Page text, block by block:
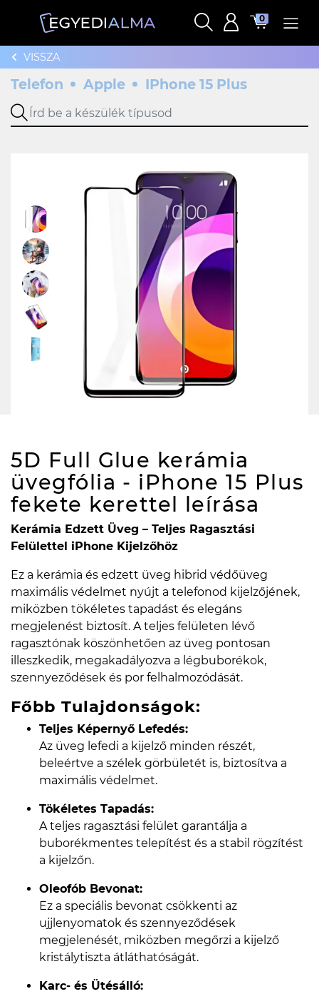
0
VISSZA
Telefon Apple IPhone 15 Plus
5D Full Glue kerámia
üvegfólia - iPhone 15 Plus
fekete kerettel leírása
Kerámia Edzett Üveg – Teljes Ragasztási
Felülettel iPhone Kijelzőhöz
Ez a kerámia és edzett üveg hibrid védőüveg
maximális védelmet nyújt a telefonod kijelzőjének,
miközben tökéletes tapadást és elegáns
megjelenést biztosít. A teljes felületen lévő
ragasztónak köszönhetően az üveg pontosan
illeszkedik, megakadályozva a légbuborékok,
szennyeződések és por felhalmozódását.
Főbb Tulajdonságok:
Teljes Képernyő Lefedés:
Az üveg lefedi a kijelző minden részét,
beleértve a szélek görbületét is, biztosítva a
maximális védelmet.
Tökéletes Tapadás:
A teljes ragasztási felület garantálja a
buborékmentes telepítést és a stabil rögzítést
a kijelzőn.
Oleofób Bevonat:
Ez a speciális bevonat csökkenti az
ujjlenyomatok és szennyeződések
megjelenését, miközben megőrzi a kijelző
kristálytiszta átláthatóságát.
Karc- és Ütésálló: